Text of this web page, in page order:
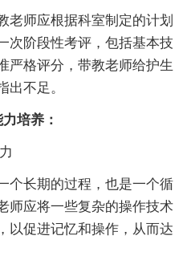
老师应根据科室制定的计划
次阶段性考评，包括基本技
严格评分，带教老师给护生
出不足。
培养：
个长期的过程，也是一个循
师应将一些复杂的操作技术
以促进记忆和操作，从而达